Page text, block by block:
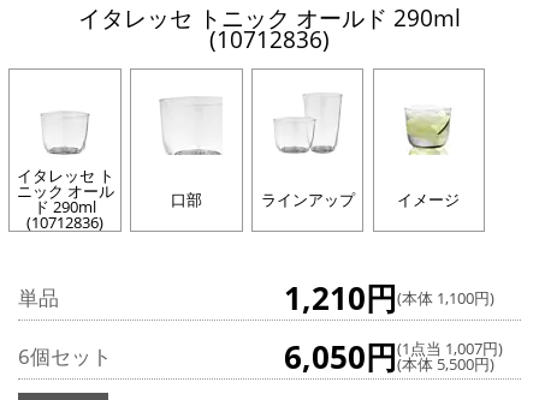
イタレッセ トニック オールド 290ml
(10712836)
イタレッセ ト
ニック オール
ド 290ml
(10712836)
口部 ラインアップ イメージ
単品 1,210円(本体 1,100円)
6個セット 6,050円(1点当 1,007円)
(本体 5,500円)